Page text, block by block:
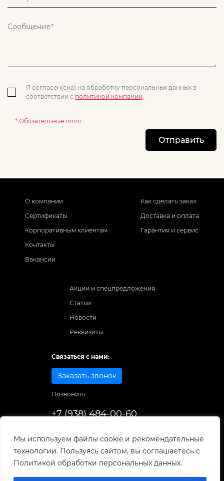
Мы используем файлы cookie и рекомендательные
технологии. Пользуясь сайтом, вы соглашаетесь с
Политикой обработки персональных данных.
Я согласен(сна) на обработку персональных данных в
соответствии с политикой компании
* Обязательные поля
Отправить
О компании
Сертификаты
Корпоративным клиентам
Контакты
Вакансии
Как сделать заказ
Доставка и оплата
Гарантия и сервис
Акции и спецпредложения
Статьи
Новости
Реквизиты
Связаться с нами:
Заказать звонок
Позвонить:
+7 (938) 484-00-60
© 1998-2026